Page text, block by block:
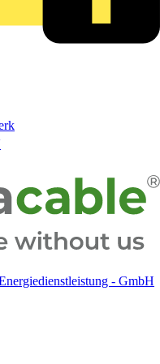
- GmbH